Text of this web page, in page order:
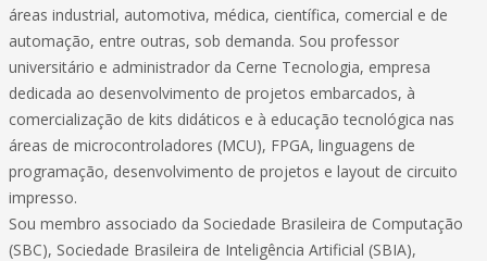
áreas industrial, automotiva, médica, científica, comercial e de
automação, entre outras, sob demanda. Sou professor
universitário e administrador da Cerne Tecnologia, empresa
dedicada ao desenvolvimento de projetos embarcados, à
comercialização de kits didáticos e à educação tecnológica nas
áreas de microcontroladores (MCU), FPGA, linguagens de
programação, desenvolvimento de projetos e layout de circuito
impresso.
Sou membro associado da Sociedade Brasileira de Computação
(SBC), Sociedade Brasileira de Inteligência Artificial (SBIA),